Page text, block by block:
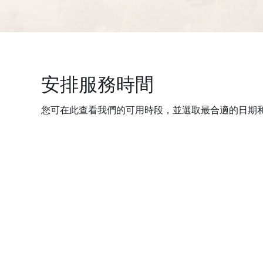
安排服務時間
您可在此查看我們的可用時段，並選取最合適的日期